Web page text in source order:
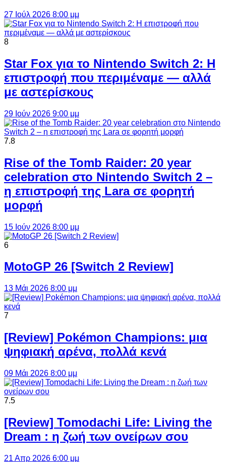
27 Ιούλ 2026 8:00 μμ
8
Star Fox για το Nintendo Switch 2: Η
επιστροφή που περιμέναμε — αλλά
με αστερίσκους
29 Ιούν 2026 9:00 μμ
7.8
Rise of the Tomb Raider: 20 year
celebration στο Nintendo Switch 2 –
η επιστροφή της Lara σε φορητή
μορφή
15 Ιούν 2026 8:00 μμ
6
MotoGP 26 [Switch 2 Review]
13 Μάι 2026 8:00 μμ
7
[Review] Pokémon Champions: μια
ψηφιακή αρένα, πολλά κενά
09 Μάι 2026 8:00 μμ
7.5
[Review] Tomodachi Life: Living the
Dream : η ζωή των ονείρων σου
21 Απρ 2026 6:00 μμ